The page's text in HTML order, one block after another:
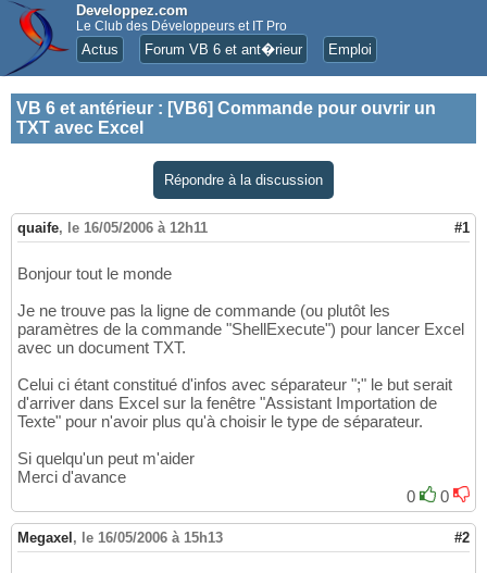
Developpez.com
Le Club des Développeurs et IT Pro
Actus Forum VB 6 et ant�rieur Emploi
VB 6 et antérieur : [VB6] Commande pour ouvrir un
TXT avec Excel
Répondre à la discussion
quaife, le 16/05/2006 à 12h11 #1
Bonjour tout le monde
Je ne trouve pas la ligne de commande (ou plutôt les
paramètres de la commande "ShellExecute") pour lancer Excel
avec un document TXT.
Celui ci étant constitué d'infos avec séparateur ";" le but serait
d'arriver dans Excel sur la fenêtre "Assistant Importation de
Texte" pour n'avoir plus qu'à choisir le type de séparateur.
Si quelqu'un peut m'aider
Merci d'avance
0
0
Megaxel , le 16/05/2006 à 15h13 #2